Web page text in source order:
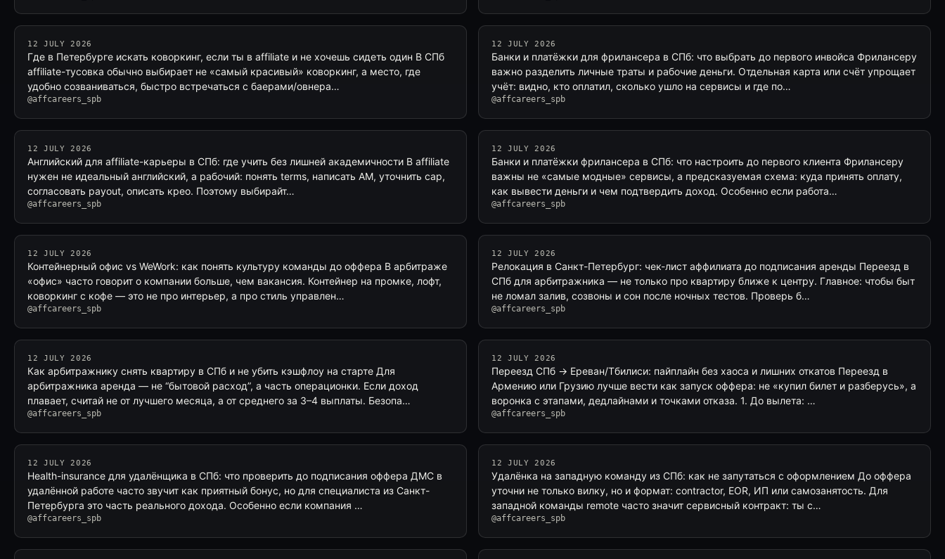
12 JULY 2026
Где в Петербурге искать коворкинг, если ты в affiliate и не хочешь сидеть один В СПб
affiliate-тусовка обычно выбирает не «самый красивый» коворкинг, а место, где
удобно созваниваться, быстро встречаться с баерами/овнера…
@affcareers_spb
12 JULY 2026
Банки и платёжки для фрилансера в СПб: что выбрать до первого инвойса Фрилансеру
важно разделить личные траты и рабочие деньги. Отдельная карта или счёт упрощает
учёт: видно, кто оплатил, сколько ушло на сервисы и где по…
@affcareers_spb
12 JULY 2026
Английский для affiliate-карьеры в СПб: где учить без лишней академичности В affiliate
нужен не идеальный английский, а рабочий: понять terms, написать AM, уточнить cap,
согласовать payout, описать крео. Поэтому выбирайт…
@affcareers_spb
12 JULY 2026
Банки и платёжки фрилансера в СПб: что настроить до первого клиента Фрилансеру
важны не «самые модные» сервисы, а предсказуемая схема: куда принять оплату,
как вывести деньги и чем подтвердить доход. Особенно если работа…
@affcareers_spb
12 JULY 2026
Контейнерный офис vs WeWork: как понять культуру команды до оффера В арбитраже
«офис» часто говорит о компании больше, чем вакансия. Контейнер на промке, лофт,
коворкинг с кофе — это не про интерьер, а про стиль управлен…
@affcareers_spb
12 JULY 2026
Релокация в Санкт-Петербург: чек-лист аффилиата до подписания аренды Переезд в
СПб для арбитражника — не только про квартиру ближе к центру. Главное: чтобы быт
не ломал залив, созвоны и сон после ночных тестов. Проверь б…
@affcareers_spb
12 JULY 2026
Как арбитражнику снять квартиру в СПб и не убить кэшфлоу на старте Для
арбитражника аренда — не “бытовой расход”, а часть операционки. Если доход
плавает, считай не от лучшего месяца, а от среднего за 3–4 выплаты. Безопа…
@affcareers_spb
12 JULY 2026
Переезд СПб → Ереван/Тбилиси: пайплайн без хаоса и лишних откатов Переезд в
Армению или Грузию лучше вести как запуск оффера: не «купил билет и разберусь», а
воронка с этапами, дедлайнами и точками отказа. 1. До вылета: …
@affcareers_spb
12 JULY 2026
Health-insurance для удалёнщика в СПб: что проверить до подписания оффера ДМС в
удалённой работе часто звучит как приятный бонус, но для специалиста из Санкт-
Петербурга это часть реального дохода. Особенно если компания …
@affcareers_spb
12 JULY 2026
Удалёнка на западную команду из СПб: как не запутаться с оформлением До оффера
уточни не только вилку, но и формат: contractor, EOR, ИП или самозанятость. Для
западной команды remote часто значит сервисный контракт: ты с…
@affcareers_spb